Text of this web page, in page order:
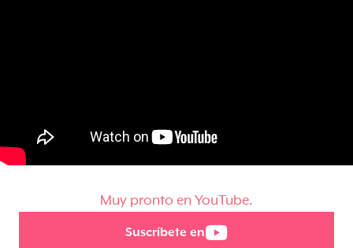
Muy pronto en YouTube.
Suscríbete en